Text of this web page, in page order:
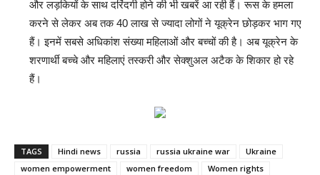
और लड़कियों के साथ दरिंदगी होने की भी खबरें आ रही हैं। रूस के हमला
करने से लेकर अब तक 40 लाख से ज्यादा लोगों ने यूक्रेन छोड़कर भाग गए
हैं। इनमें सबसे अधिकांश संख्या महिलाओं और बच्चों की है। अब यूक्रेन के
शरणार्थी बच्चे और महिलाएं तस्करी और सेक्शुअल अटैक के शिकार हो रहे
हैं।
TAGS Hindi news russia russia ukraine war
Ukraine
women empowerment
women freedom
Women rights